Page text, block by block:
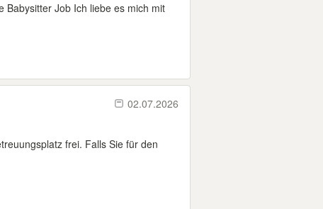
Babysitter Job Ich liebe es mich mit
02.07.2026
frei. Falls Sie für den